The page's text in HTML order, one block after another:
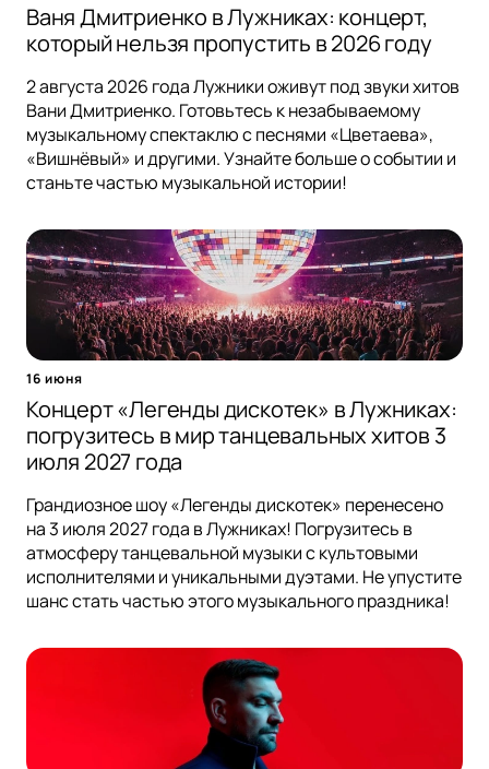
Ваня Дмитриенко в Лужниках: концерт,
который нельзя пропустить в 2026 году
2 августа 2026 года Лужники оживут под звуки хитов
Вани Дмитриенко. Готовьтесь к незабываемому
музыкальному спектаклю с песнями «Цветаева»,
«Вишнёвый» и другими. Узнайте больше о событии и
станьте частью музыкальной истории!
16 июня
Концерт «Легенды дискотек» в Лужниках:
погрузитесь в мир танцевальных хитов 3
июля 2027 года
Грандиозное шоу «Легенды дискотек» перенесено
на 3 июля 2027 года в Лужниках! Погрузитесь в
атмосферу танцевальной музыки с культовыми
исполнителями и уникальными дуэтами. Не упустите
шанс стать частью этого музыкального праздника!